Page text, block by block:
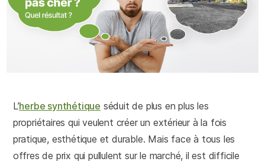
L’herbe synthétique séduit de plus en plus les
propriétaires qui veulent créer un extérieur à la fois
pratique, esthétique et durable. Mais face à tous les
offres de prix qui pullulent sur le marché, il est difficile